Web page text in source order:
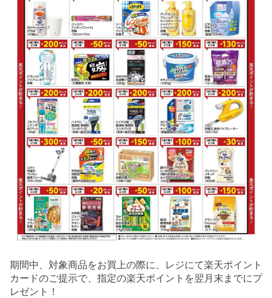
期間中、対象商品をお買上の際に、レジにて楽天ポイント
カードのご提示で、指定の楽天ポイントを翌月末までにプ
レゼント！